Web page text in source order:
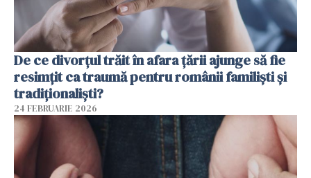
De ce divorțul trăit în afara țării ajunge să fie
resimțit ca traumă pentru românii familiști și
tradiționaliști?
24 FEBRUARIE 2026